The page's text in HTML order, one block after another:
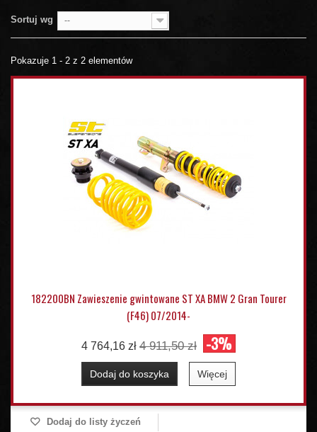
Sortuj wg --
Pokazuje 1 - 2 z 2 elementów
182200BN Zawieszenie gwintowane ST XA BMW 2 Gran Tourer
(F46) 07/2014-
4 764,16 zł 4 911,50 zł -3%
Dodaj do koszyka Więcej
Dodaj do listy życzeń